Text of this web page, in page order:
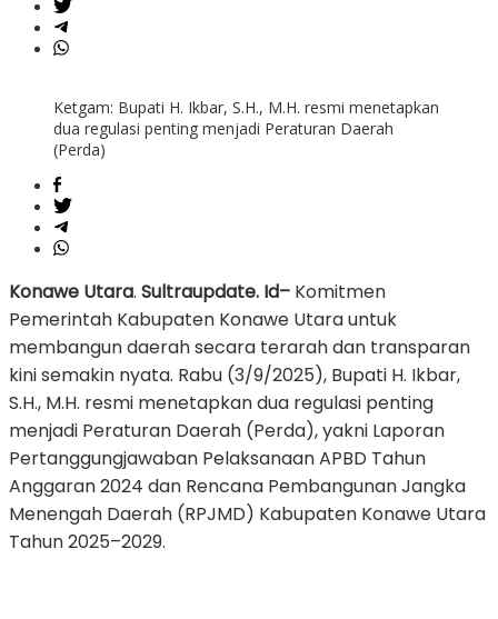
Ketgam: Bupati H. Ikbar, S.H., M.H. resmi menetapkan
dua regulasi penting menjadi Peraturan Daerah
(Perda)
Konawe Utara. Sultraupdate. Id– Komitmen
Pemerintah Kabupaten Konawe Utara untuk
membangun daerah secara terarah dan transparan
kini semakin nyata. Rabu (3/9/2025), Bupati H. Ikbar,
S.H., M.H. resmi menetapkan dua regulasi penting
menjadi Peraturan Daerah (Perda), yakni Laporan
Pertanggungjawaban Pelaksanaan APBD Tahun
Anggaran 2024 dan Rencana Pembangunan Jangka
Menengah Daerah (RPJMD) Kabupaten Konawe Utara
Tahun 2025–2029.